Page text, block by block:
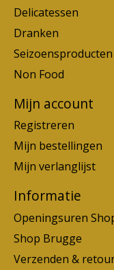
Delicatessen
Dranken
Seizoensproducten
Non Food
Mijn account
Registreren
Mijn bestellingen
Mijn verlanglijst
Informatie
Openingsuren
Shop Brugge
Verzenden &